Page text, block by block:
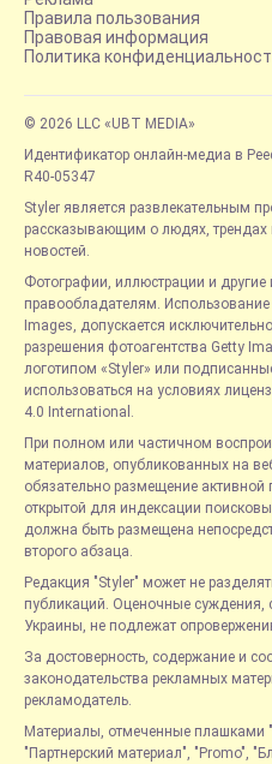
Правила пользования
Правовая информация
Политика
© 2026 LLC «UBT MEDIA»
Идентификатор онлайн-медиа в
R40-05347
Styler является развлекательным
рассказывающим о людях, трендах
новостей.
Фотографии, иллюстрации и
правообладателям.
Images, допускается
разрешения фотоагентства Getty
логотипом «Styler» или
использоваться на условиях
4.0 International.
При полном или частичном
материалов, опубликованных на
обязательно размещение активной
открытой для индексации
должна быть размещена
второго абзаца.
Редакция "Styler" может не
публикаций. Оценочные суждения,
Украины, не подлежат
За достоверность, содержание и
законодательства рекламных
рекламодатель.
Материалы, отмеченные плашками
"Партнерский материал", "Promo",